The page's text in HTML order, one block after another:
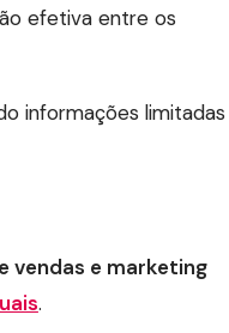
efetiva entre os
informações limitadas
vendas e marketing
.